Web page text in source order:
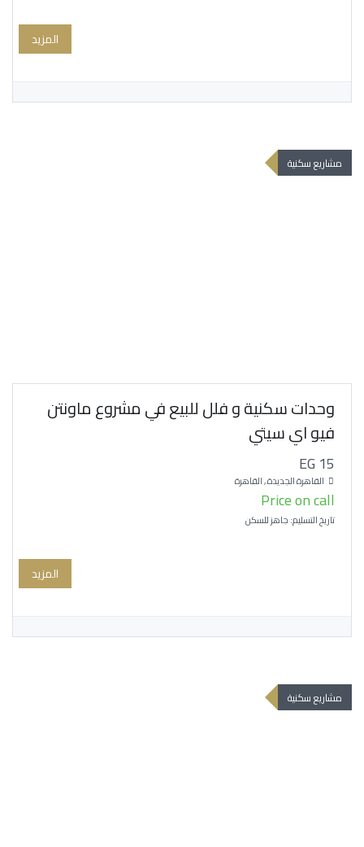
المزيد
مشاريع سكنية
وحدات سكنية و فلل للبيع في مشروع ماونتن
فيو اي سيتي
EG 15
القاهرة الجديدة , القاهرة
Price on call
تاريخ التسليم: جاهز للسكن
المزيد
مشاريع سكنية